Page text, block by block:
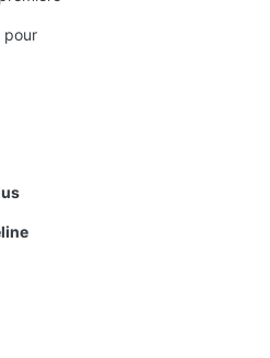
pour